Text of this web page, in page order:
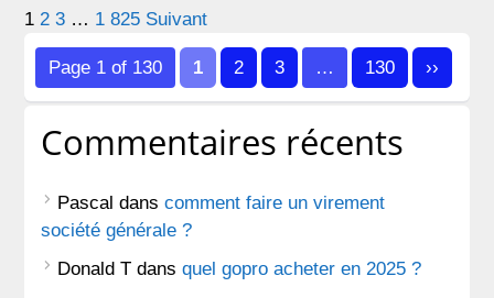
Pagination
des
publications
1 2 3 … 1 825 Suivant
Page 1 of 130 1 2 3 … 130 ››
Commentaires récents
Pascal danscomment faire un virement
société générale ?
Donald T dansquel gopro acheter en 2025 ?